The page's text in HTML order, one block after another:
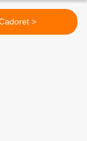
Cadoret >